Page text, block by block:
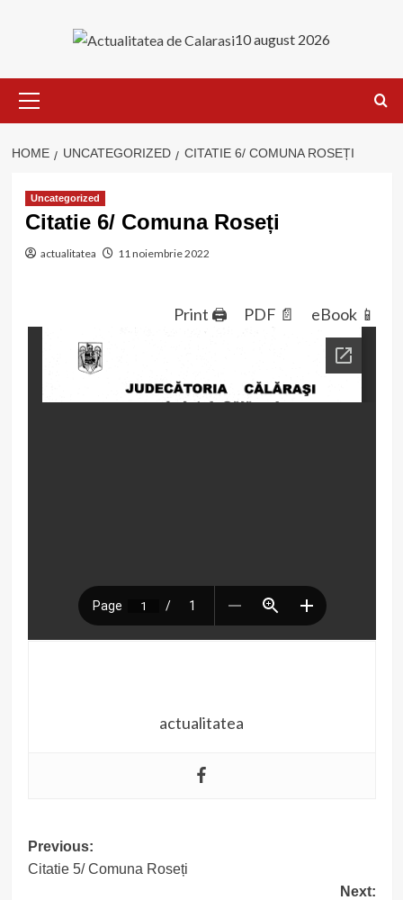
10 august 2026
Menu
HOME UNCATEGORIZED CITATIE 6/ COMUNA ROSEȚI
Uncategorized
Citatie 6/ Comuna Roseți
actualitatea 11 noiembrie 2022
Print 🖨 PDF 📄 eBook 📱
actualitatea
Post
navigation
Previous:
Citatie 5/ Comuna Roseți
Next: